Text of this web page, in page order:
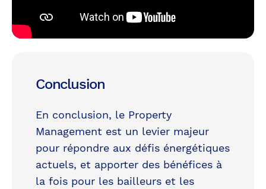
Conclusion
En conclusion, le Property
Management est un levier majeur
pour répondre aux défis énergétiques
actuels, et apporter des bénéfices à
la fois pour les bailleurs et les